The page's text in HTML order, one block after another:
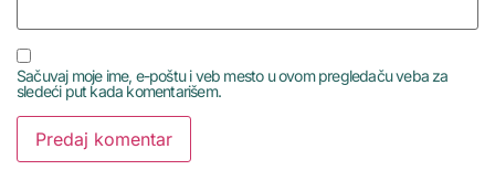
Sačuvaj moje ime, e-poštu i veb mesto u ovom pregledaču veba za
sledeći put kada komentarišem.